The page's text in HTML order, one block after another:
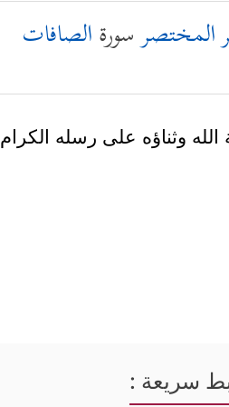
المختصرسورةالصافات
الله وثناؤه على رسله الكرام
سريعة :